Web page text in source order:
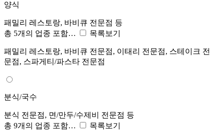
양식
패밀리 레스토랑, 바비큐 전문점 등
총 5개의 업종 포함…
목록보기
패밀리 레스토랑, 바비큐 전문점, 이태리 전문점, 스테이크 전
문점, 스파게티/파스타 전문점
분식/국수
분식 전문점, 면/만두/수제비 전문점 등
총 9개의 업종 포함…
목록보기